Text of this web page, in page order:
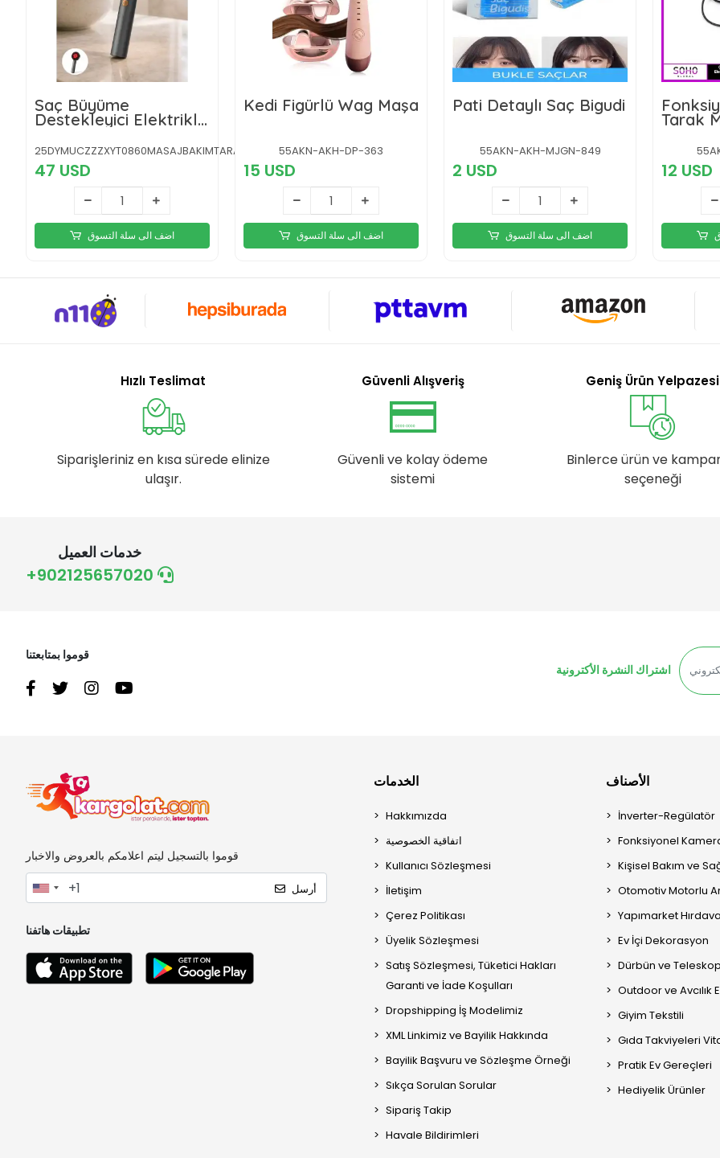
Saç Büyüme
Destekleyici Elektrikli
Masaj Tarak Yağ
Aplikatörlü Yeni Nesil
25DYMUCZZZXYT0860MASAJBAKIMTARAĞIGRİ-6
47 USD
اضف الى سلة التسوق
Kedi Figürlü Wag Maşa
55AKN-AKH-DP-363
15 USD
اضف الى سلة التسوق
Pati Detaylı Saç Bigudi
55AKN-AKH-MJGN-849
2 USD
اضف الى سلة التسوق
Tarak
12 USD
Hızlı Teslimat
Siparişleriniz en kısa sürede elinize
ulaşır.
Güvenli Alışveriş
Güvenli ve kolay ödeme
sistemi
Geniş Ürün Yelpazesi
Binlerce ürün ve
seçeneği
خدمات العميل
+902125657020
قوموا بمتابعتنا
اشتراك النشرة الأكترونية
قوموا بالتسجيل ليتم اعلامكم بالعروض والاخبار
أرسل
تطبيقات هاتفنا
الخدمات
Hakkımızda
اتفاقية الخصوصية
Kullanıcı Sözleşmesi
İletişim
Çerez Politikası
Üyelik Sözleşmesi
Satış Sözleşmesi, Tüketici Hakları
Garanti ve İade Koşulları
Dropshipping İş Modelimiz
XML Linkimiz ve Bayilik Hakkında
Bayilik Başvuru ve Sözleşme Örneği
Sıkça Sorulan Sorular
Sipariş Takip
Havale Bildirimleri
الأصناف
İnverter-Regülatör
Fonksiyonel
Kişisel Bakım ve
Otomotiv Motorlu
Yapımarket
Ev İçi Dekorasyon
Dürbün ve Teleskop
Outdoor ve Avcılık
Giyim Tekstili
Gıda Takviyeleri
Pratik Ev Gereçleri
Hediyelik Ürünler